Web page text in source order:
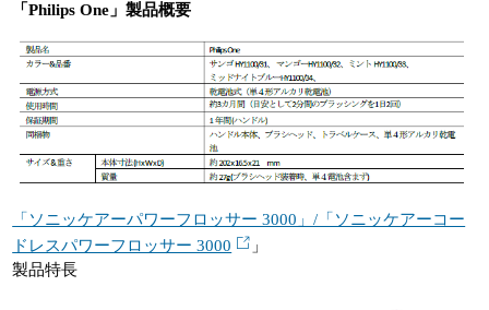
「Philips One」製品概要
「ソニッケアーパワーフロッサー 3000」/「ソニッケアーコー
ドレスパワーフロッサー 3000
」
製品特長